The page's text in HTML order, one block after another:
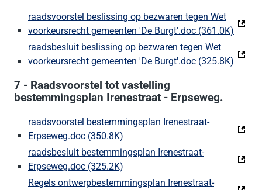
raadsvoorstel beslissing op bezwaren tegen Wet
voorkeursrecht gemeenten 'De Burgt'.doc (361.0K)
raadsbesluit beslissing op bezwaren tegen Wet
voorkeursrecht gemeenten 'De Burgt'.doc (325.8K)
7 - Raadsvoorstel tot vastelling
bestemmingsplan Irenestraat - Erpseweg.
raadsvoorstel bestemmingsplan Irenestraat-
Erpseweg.doc (350.8K) (Deze link gaat naar een externe
raadsbesluit bestemmingsplan Irenestraat-
Erpseweg.doc (325.2K) (Deze link gaat naar een externe
Regels ontwerpbestemmingsplan Irenestraat-